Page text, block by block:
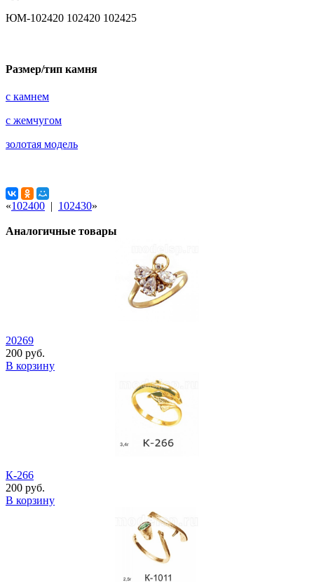
ЮМ-102420 102420 102425
Размер/тип камня
с камнем
с жемчугом
золотая модель
«102400 | 102430»
Аналогичные товары
20269
200 руб.
В корзину
К-266
200 руб.
В корзину